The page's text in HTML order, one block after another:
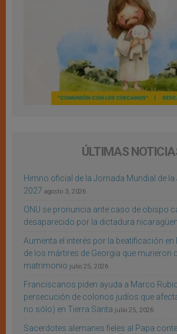
ÚLTIMAS
Himno oficial de la Jornada Mundial de la
2027 agosto 3, 2026
ONU se pronuncia ante caso de obispo
desaparecido por la dictadura
Aumenta el interés por la beatificación
de los mártires de Georgia que murieron
matrimonio julio 25, 2026
Franciscanos piden ayuda a Marco
persecución de colonos judíos que
no sólo) en Tierra Santa julio 25, 2026
Sacerdotes alemanes fieles al Papa